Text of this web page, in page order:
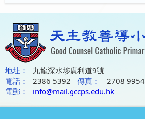
地圵：
九龍深水埗廣利道9號
電話：
2386 5392 傳真：
2708 9954
電郵：
info@mail.gccps.edu.hk